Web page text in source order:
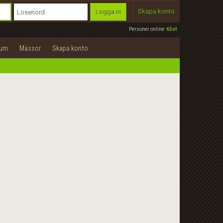
Personer online:65st
Logga in Skapa konto
Mässor Skapa konto